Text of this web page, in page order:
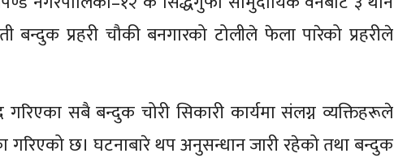
बन्दुक प्रहरी चौकी बनगारको टोलीले फेला पारेको प्रहरीले
गरिएका सबै बन्दुक चोरी सिकारी कार्यमा संलग्न व्यक्तिहरूले
छ। घटनाबारे थप अनुसन्धान जारी रहेको तथा बन्दुक